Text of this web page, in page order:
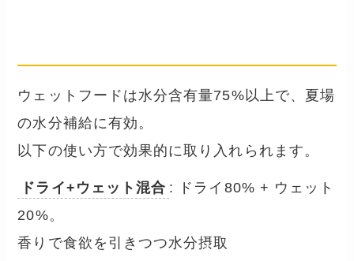
ウェットフードは水分含有量75%以上で、夏場
の水分補給に有効。
以下の使い方で効果的に取り入れられます。
ドライ+ウェット混合 : ドライ80% + ウェット
20%。
香りで食欲を引きつつ水分摂取